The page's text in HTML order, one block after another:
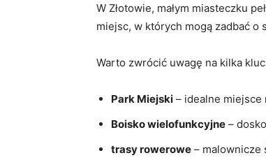
W ​Złotowie, małym⁣ miasteczku
⁤miejsc, ‍w których mogą zadbać o
Warto zwrócić uwagę na⁤ kilka
Park Miejski – idealne
Boisko​ wielofunkcyjne –
trasy ⁣rowerowe – ⁤malownicze